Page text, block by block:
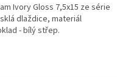
Ivory Gloss 7,5x15 ze série
dlaždice, materiál
- bílý střep.